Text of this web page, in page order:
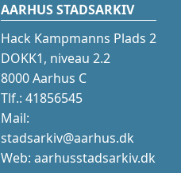
AARHUS STADSARKIV
Hack Kampmanns Plads 2
DOKK1, niveau 2.2
8000 Aarhus C
Tlf.: 41856545
Mail:
stadsarkiv@aarhus.dk
Web: aarhusstadsarkiv.dk